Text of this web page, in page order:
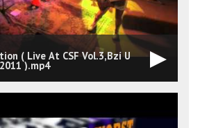
( Live At CSF Vol.3,Bzí U
).mp4